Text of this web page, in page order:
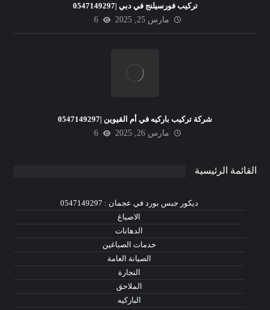
تركيب فورسيلنج في دبي |0547149297
مارس 25, 2025
6
شركة تركيب باركيه في أم القيوين |0547149297
مارس 26, 2025
6
القائمة الرئيسية
ديكور جبس بورد في عجمان : 0547149297
الاصباغ
الدهانات
خدمات الصباغين
الصيانة العامة
النجارة
الملاحق
الباركيه